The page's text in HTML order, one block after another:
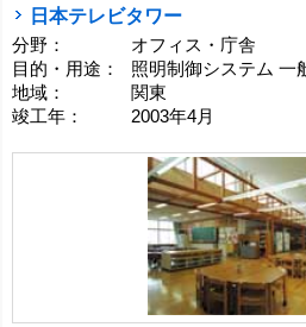
日本テレビタワー
分野：
オフィス・庁舎
目的・用途：
照明制御システム 一
地域：
関東
竣工年：
2003年4月